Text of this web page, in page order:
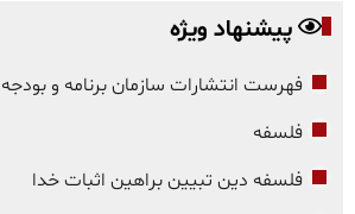
پیشنهاد ویژه
فهرست انتشارات سازمان برنامه و بودجه
فلسفه
فلسفه دین تبیین براهین اثبات خدا